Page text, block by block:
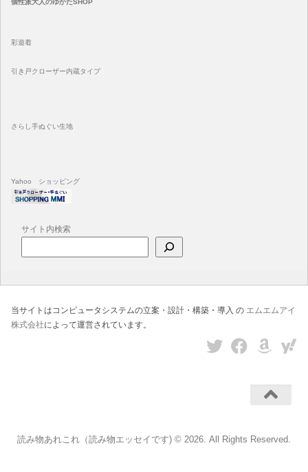
個性派大人のゆかたSHOP
彩遊着
引き戸クローザー内蔵タイプ
さらし手ぬぐい生地
Yahoo ショッピング
サイト内検索
当サイトはコンピュータシステムの立案・設計・構築・導入 の エムエムアイ
株式会社によって運営されています。
読み物あれこれ（読み物エッセイです) © 2026. All Rights Reserved.